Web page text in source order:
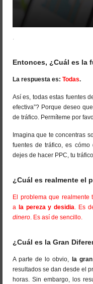
.
Entonces, ¿Cuál es la
La respuesta es: Todas.
Así es, todas estas fuentes
efectiva”? Porque deseo
de tráfico. Permíteme por
Imagina que te concentras
fuentes de tráfico, es
dejes de hacer PPC, tu
¿Cuál es realmente el
El problema que
a la pereza y desidia. Es
dinero. Es así de sencillo.
¿Cuál es la Gran
A parte de lo obvio, la
resultados se dan desde el
horas. Sin embargo, los